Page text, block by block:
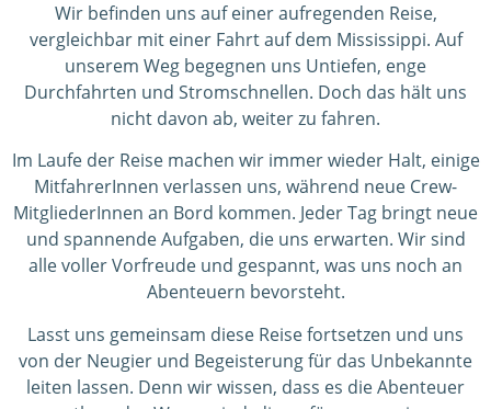
Wir befinden uns auf einer aufregenden Reise,
vergleichbar mit einer Fahrt auf dem Mississippi. Auf
unserem Weg begegnen uns Untiefen, enge
Durchfahrten und Stromschnellen. Doch das hält uns
nicht davon ab, weiter zu fahren.
Im Laufe der Reise machen wir immer wieder Halt, einige
MitfahrerInnen verlassen uns, während neue Crew-
MitgliederInnen an Bord kommen. Jeder Tag bringt neue
und spannende Aufgaben, die uns erwarten. Wir sind
alle voller Vorfreude und gespannt, was uns noch an
Abenteuern bevorsteht.
Lasst uns gemeinsam diese Reise fortsetzen und uns
von der Neugier und Begeisterung für das Unbekannte
leiten lassen. Denn wir wissen, dass es die Abenteuer